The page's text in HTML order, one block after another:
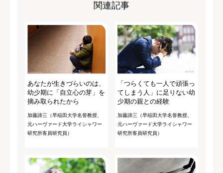
関連記事
あなたが生きづらいのは、
幼少期に「自立心の芽」を
摘み取られたから
加藤諦三（早稲田大学名誉教授、
元ハーヴァード大学ライシャワー
研究所客員研究員）
「つらくても一人で頑張っ
てしまう人」に足りない幼
少期の親との経験
加藤諦三（早稲田大学名誉教授、
元ハーヴァード大学ライシャワー
研究所客員研究員）